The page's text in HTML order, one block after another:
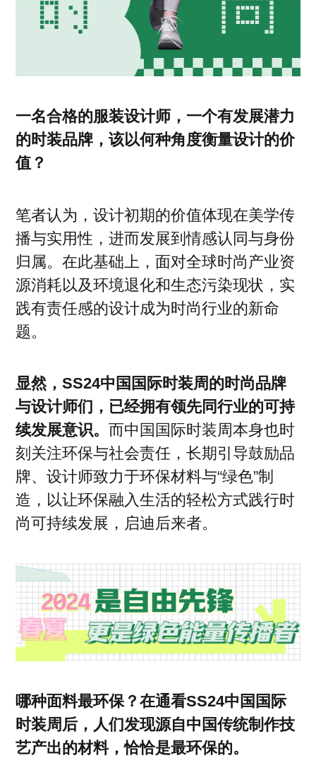
一名合格的服装设计师，一个有发展潜力
的时装品牌，该以何种角度衡量设计的价
值？
笔者认为，设计初期的价值体现在美学传
播与实用性，进而发展到情感认同与身份
归属。在此基础上，面对全球时尚产业资
源消耗以及环境退化和生态污染现状，实
践有责任感的设计成为时尚行业的新命
题。
显然，SS24中国国际时装周的时尚品牌
与设计师们，已经拥有领先同行业的可持
续发展意识。而中国国际时装周本身也时
刻关注环保与社会责任，长期引导鼓励品
牌、设计师致力于环保材料与“绿色”制
造，以让环保融入生活的轻松方式践行时
尚可持续发展，启迪后来者。
哪种面料最环保？在通看SS24中国国际
时装周后，人们发现源自中国传统制作技
艺产出的材料，恰恰是最环保的。